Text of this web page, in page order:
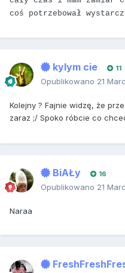
coś potrzebował
kylym cie 11
Opublikowano 21
Kolejny ? Fajnie widzę, że
zaraz ;/ Spoko róbcie co
BiAŁy 16
Opublikowano 21
Naraa